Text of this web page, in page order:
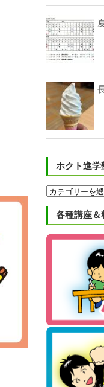
ホクト進学
ホ
ク
ト
学
塾
各種講座＆